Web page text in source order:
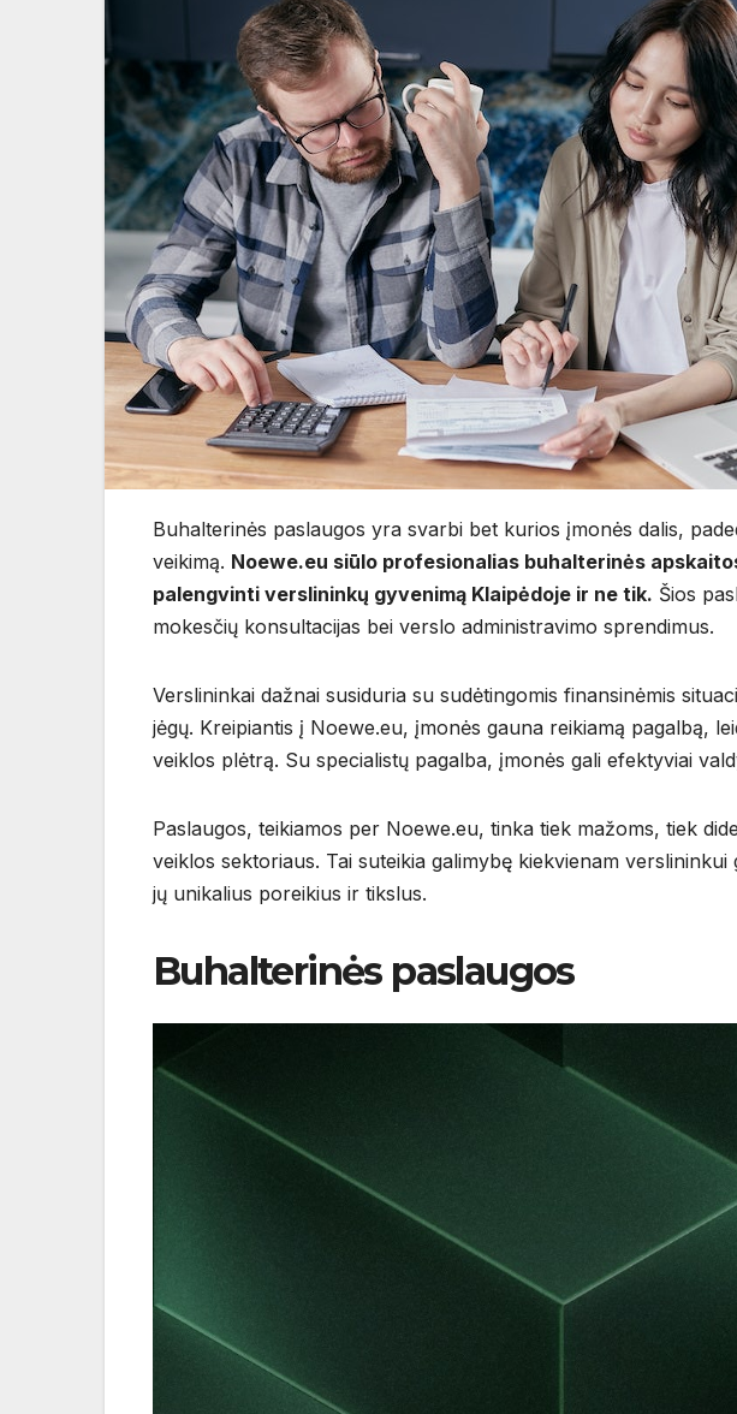
Buhalterinės paslaugos yra svarbi bet kurios įmonės dalis,
veikimą. Noewe.eu siūlo profesionalias buhalterinės
palengvinti verslininkų gyvenimą Klaipėdoje ir ne tik. Šios
mokesčių konsultacijas bei verslo administravimo sprendimus.
Verslininkai dažnai susiduria su sudėtingomis finansinėmis
jėgų. Kreipiantis į Noewe.eu, įmonės gauna reikiamą pagalbą,
veiklos plėtrą. Su specialistų pagalba, įmonės gali efektyviai
Paslaugos, teikiamos per Noewe.eu, tinka tiek mažoms, tiek
veiklos sektoriaus. Tai suteikia galimybę kiekvienam
jų unikalius poreikius ir tikslus.
Buhalterinės paslaugos